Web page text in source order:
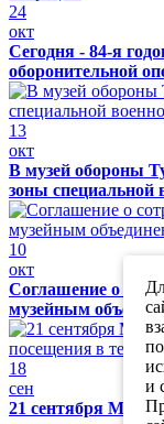
24
окт
Сегодня - 84-я
оборонительной
13
окт
В музей обороны
зоны специальной
10
окт
Соглашение о
музейным
18
сен
21 сентября
и